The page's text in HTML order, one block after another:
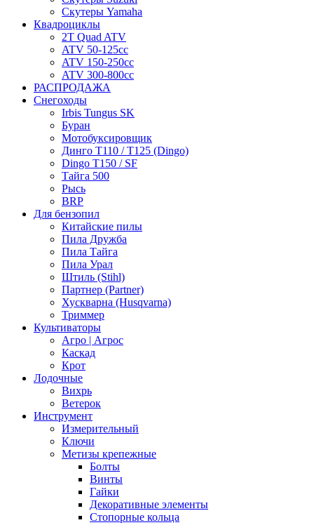
Скутеры Yamaha
Квадроциклы
2T Quad ATV
ATV 50-125cc
ATV 150-250cc
ATV 300-800cc
РАСПРОДАЖА
Снегоходы
Irbis Tungus SK
Буран
Мотобуксировщик
Динго T110 / T125 (Dingo)
Dingo T150 / SF
Тайга 500
Рысь
BRP
Для бензопил
Китайские пилы
Пила Дружба
Пила Тайга
Пила Урал
Штиль (Stihl)
Партнер (Partner)
Хускварна (Husqvarna)
Триммер
Культиваторы
Агро | Агрос
Каскад
Крот
Лодочные
Вихрь
Ветерок
Инструмент
Измерительный
Ключи
Метизы крепежные
Болты
Винты
Гайки
Декоративные элементы
Стопорные кольца